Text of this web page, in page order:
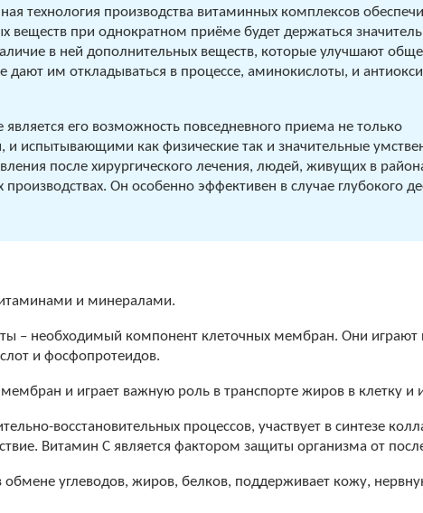
технология производства витаминных комплексов
веществ при однократном приёме будет держаться
в ней дополнительных веществ, которые улучшают
им откладываться в процессе, аминокислоты, и
является его возможность повседневного приема не только
как физические так и значительные
после хирургического лечения, людей, живущих в
Он особенно эффективен в случае глубокого
и минералами.
– необходимый компонент клеточных мембран. Они
и фосфопротеидов.
и играет важную роль в транспорте жиров в клетку и
восстановительных процессов, участвует в синтезе
Витамин С является фактором защиты организма oт
углеводов, жиров, белков, поддерживает кожу,